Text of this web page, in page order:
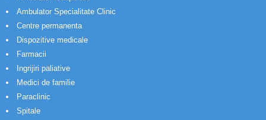
Ambulator Specialitate Clinic
Centre permanenta
Dispozitive medicale
Farmacii
Ingrijiri paliative
Medici de familie
Paraclinic
Spitale